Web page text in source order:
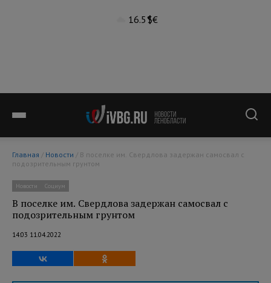
16.5°$€
Главная / Новости
подозрительным грунтом
Новости Социум
В поселке им. Свердлова задержан самосвал с
подозрительным грунтом
14:03 11.04.2022